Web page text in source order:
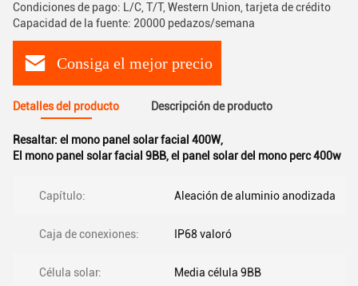
Condiciones de pago: L/C, T/T, Western Union, tarjeta de crédito
Capacidad de la fuente: 20000 pedazos/semana
Consiga el mejor precio
Detalles del producto Descripción de producto
Resaltar: el mono panel solar facial 400W,
El mono panel solar facial 9BB,el panel solar del mono perc 400w
Capítulo: Aleación de aluminio anodizada
Caja de conexiones: IP68 valoró
Célula solar: Media célula 9BB